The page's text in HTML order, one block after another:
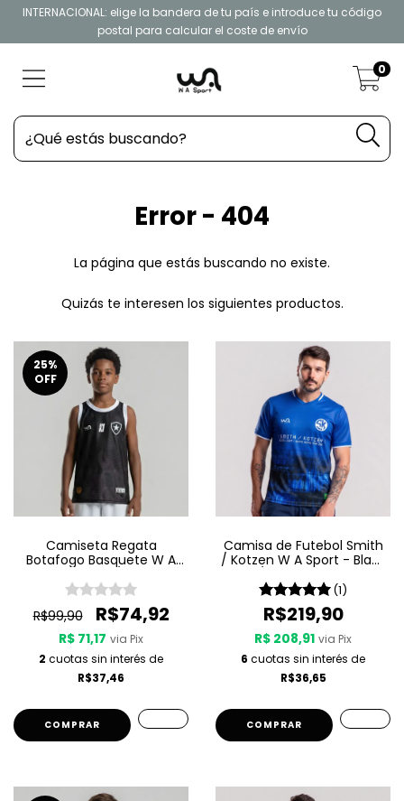
INTERNACIONAL: elige la bandera de tu país e introduce tu código
postal para calcular el coste de envío
0
Error - 404
La página que estás buscando no existe.
Quizás te interesen los siguientes productos.
25%
OFF
Camiseta Regata
Botafogo Basquete W A
R$99,90 R$74,92
R$ 71,17 via Pix
2 cuotas sin interés de
R$37,46
COMPRAR
Camisa de Futebol Smith
/ Kotzen W A Sport - Black
(1)
R$219,90
R$ 208,91 via Pix
6 cuotas sin interés de
R$36,65
COMPRAR